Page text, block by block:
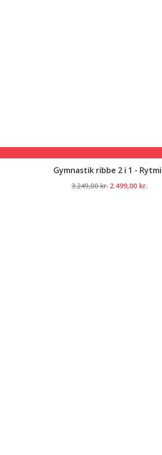
Gymnastik ribbe 2 i 1 -
3.249,00kr. Den
2.499,00 kr.